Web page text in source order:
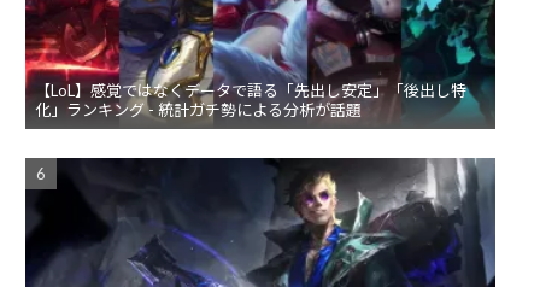
【LoL】感覚ではなくデータで語る「先出し安定」「後出し特
化」ランキング - 統計ガチ勢による分析が話題